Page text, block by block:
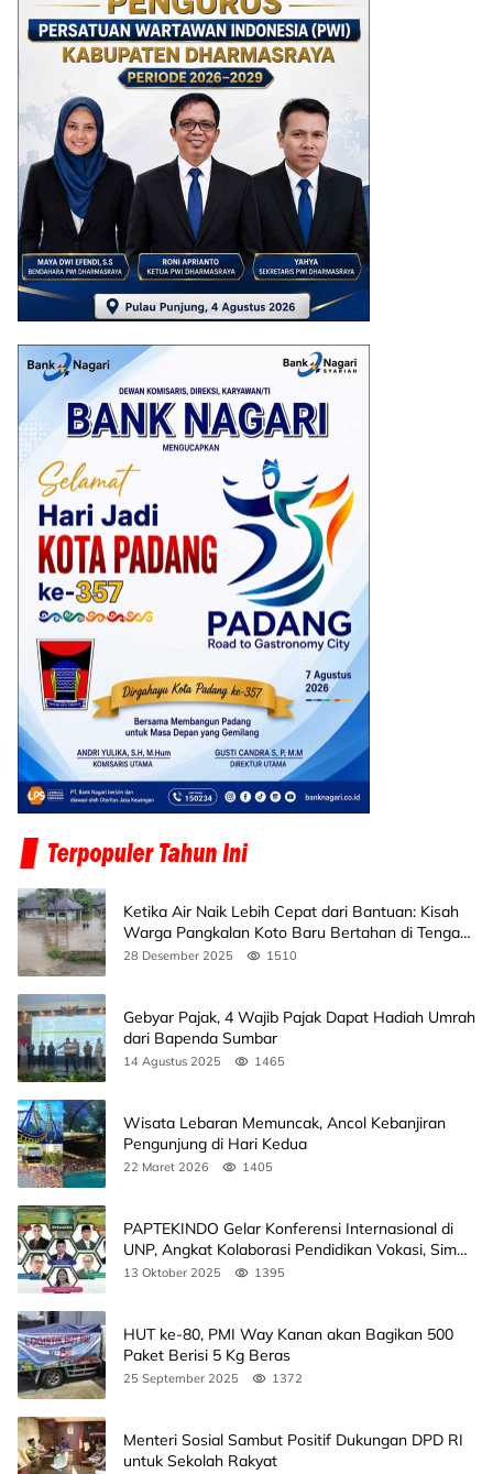
Ketika Air Naik Lebih Cepat dari Bantuan: Kisah
Warga Pangkalan Koto Baru Bertahan di Tengah
Banjir
28 Desember 2025 1510
Gebyar Pajak, 4 Wajib Pajak Dapat Hadiah Umrah
dari Bapenda Sumbar
14 Agustus 2025 1465
Wisata Lebaran Memuncak, Ancol Kebanjiran
Pengunjung di Hari Kedua
22 Maret 2026 1405
PAPTEKINDO Gelar Konferensi Internasional di
UNP, Angkat Kolaborasi Pendidikan Vokasi, Simak
Agendanya
13 Oktober 2025 1395
HUT ke-80, PMI Way Kanan akan Bagikan 500
Paket Berisi 5 Kg Beras
25 September 2025 1372
Menteri Sosial Sambut Positif Dukungan DPD RI
untuk Sekolah Rakyat